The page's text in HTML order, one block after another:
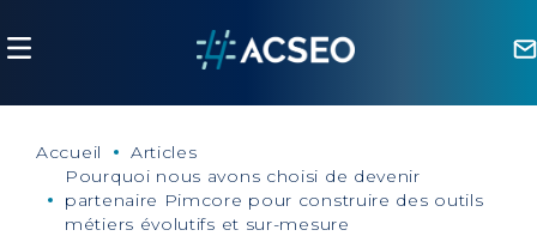
Accueil
Articles
Pourquoi nous avons choisi de devenir
partenaire Pimcore pour construire des outils
métiers évolutifs et sur-mesure